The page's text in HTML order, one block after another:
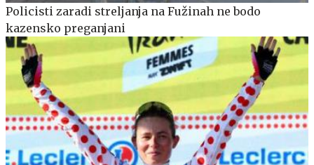
Policisti zaradi streljanja na Fužinah ne bodo
kazensko preganjani